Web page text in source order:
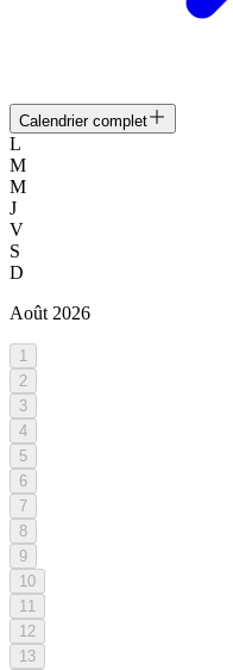
Calendrier complet
L
M
M
J
V
S
D
Août 2026
1
2
3
4
5
6
7
8
9
10
11
12
13